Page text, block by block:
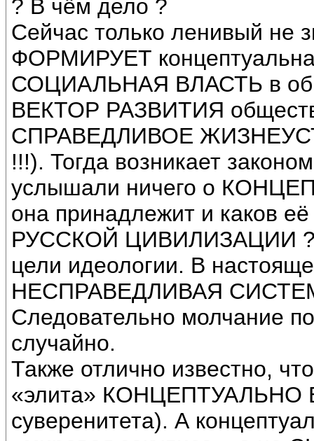
? В чём дело ?
Сейчас только ленивый не
ФОРМИРУЕТ
СОЦИАЛЬНАЯ ВЛАСТЬ в
ВЕКТОР РАЗВИТИЯ
СПРАВЕДЛИВОЕ
!!!). Тогда возникает
услышали ничего о
она принадлежит и каков
РУССКОЙ ЦИВИЛИЗАЦИИ ?
цели идеологии. В
НЕСПРАВЕДЛИВАЯ
Следовательно молчание
случайно.
Также отлично известно,
«элита» КОНЦЕПТУАЛЬНО
суверенитета). А